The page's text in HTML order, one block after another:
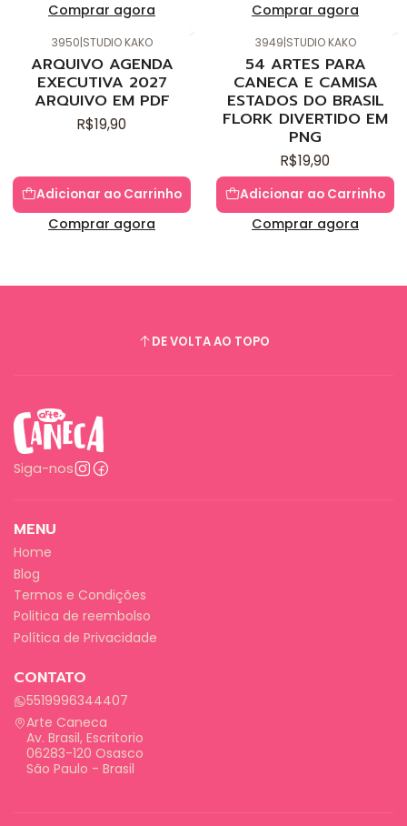
Comprar agora Comprar agora
3950|STUDIO KAKO
ARQUIVO AGENDA
EXECUTIVA 2027
ARQUIVO EM PDF
R$19,90
Adicionar ao Carrinho
Comprar agora
3949|STUDIO KAKO
54 ARTES PARA
CANECA E CAMISA
ESTADOS DO BRASIL
FLORK DIVERTIDO EM
PNG
R$19,90
Adicionar ao Carrinho
Comprar agora
DE VOLTA AO TOPO
Siga-nos
MENU
Home
Blog
Termos e Condições
Politica de reembolso
Política de Privacidade
CONTATO
5519996344407
Arte Caneca
Av. Brasil, Escritorio
06283-120 Osasco
São Paulo - Brasil